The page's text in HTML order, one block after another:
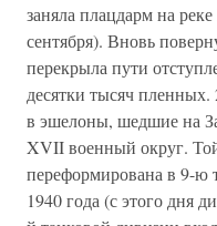
заняла плацдарм на
сентября). Вновь
перекрыла пути
десятки тысяч пленных.
в эшелоны, шедшие на
XVII военный округ.
переформирована в 9-ю
1940 года (с этого дня